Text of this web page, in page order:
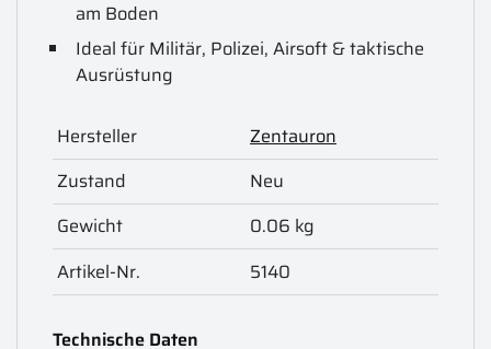
am Boden
Ideal für Militär, Polizei, Airsoft & taktische
Ausrüstung
Hersteller
Zentauron
Zustand
Neu
Gewicht
0.06 kg
Artikel-Nr.
5140
Technische Daten